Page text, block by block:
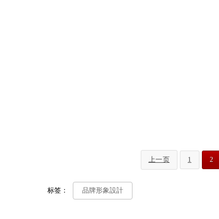
上一页 1 2
标签： 品牌形象設計